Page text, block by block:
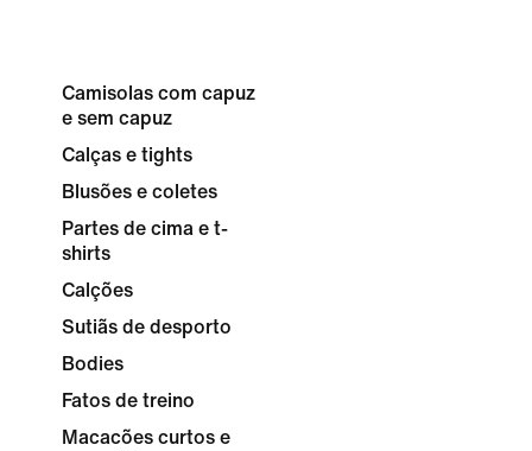
Camisolas com capuz
e sem capuz
Calças e tights
Blusões e coletes
Partes de cima e t-
shirts
Calções
Sutiãs de desporto
Bodies
Fatos de treino
Macacões curtos e